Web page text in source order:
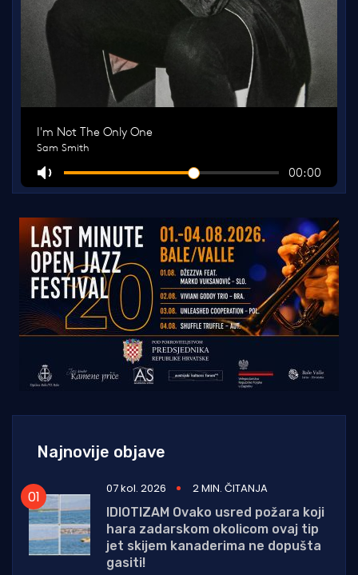
Najnovije objave
07 kol. 2026
2 MIN. ČITANJA
IDIOTIZAM Ovako usred požara koji
hara zadarskom okolicom ovaj tip
jet skijem kanaderima ne dopušta
gasiti!